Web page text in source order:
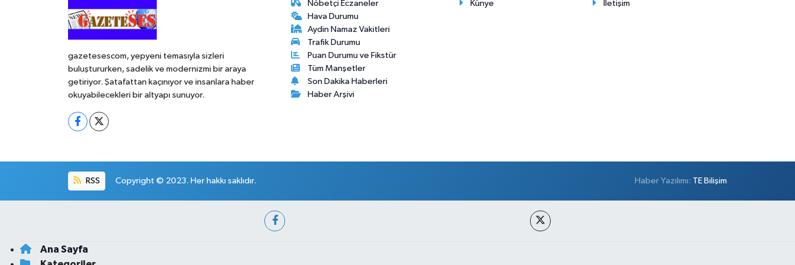
gazetesescom, yepyeni temasıyla sizleri
buluştururken, sadelik ve modernizmi bir araya
getiriyor. Şatafattan kaçınıyor ve insanlara haber
okuyabilecekleri bir altyapı sunuyor.
Nöbetçi Eczaneler
Hava Durumu
Aydin Namaz Vakitleri
Trafik Durumu
Puan Durumu ve Fikstür
Tüm Manşetler
Son Dakika Haberleri
Haber Arşivi
Künye İletişim
RSS Copyright © 2023. Her hakkı saklıdır. Haber Yazılımı: TE Bilişim
Ana Sayfa